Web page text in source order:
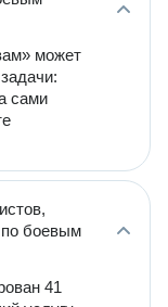
может
сами
по боевым
41